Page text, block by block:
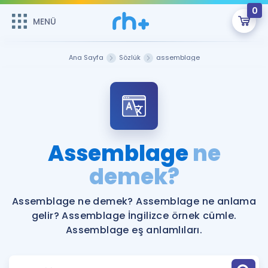
MENÜ
0
Şifremi Hatırlamıyorum
Sepetin Şu An Boş.
Remzi Hoca ile seni sınava hazırlayacak onlarca eğitim seni
bekliyor!
MENÜ
Katılımcı Görüşleri
Faydalı Araçlar
Ücretsiz Kaynaklar
İngilizce Gramer
Ana Sayfa Sözlük assemblage
Assemblagene
demek?
Assemblage ne demek? Assemblage ne anlama
gelir? Assemblage İngilizce örnek cümle.
Assemblage eş anlamlıları.